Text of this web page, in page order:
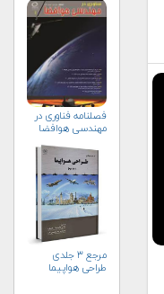
فصلنامه فناوری در
مهندسی هوافضا
مرجع ۳ جلدی
طراحی هواپیما